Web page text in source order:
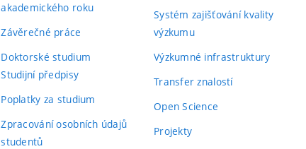
akademického roku
Závěrečné práce
Doktorské studium
Studijní předpisy
Poplatky za studium
Zpracování osobních údajů
studentů
Systém zajišťování kvality
výzkumu
Výzkumné infrastruktury
Transfer znalostí
Open Science
Projekty